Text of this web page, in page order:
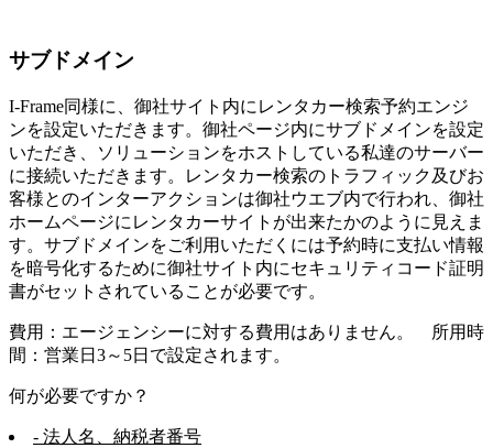
サブドメイン
I-Frame同様に、御社サイト内にレンタカー検索予約エンジ
ンを設定いただきます。御社ページ内にサブドメインを設定
いただき、ソリューションをホストしている私達のサーバー
に接続いただきます。レンタカー検索のトラフィック及びお
客様とのインターアクションは御社ウエブ内で行われ、御社
ホームページにレンタカーサイトが出来たかのように見えま
す。サブドメインをご利用いただくには予約時に支払い情報
を暗号化するために御社サイト内にセキュリティコード証明
書がセットされていることが必要です。
費用：エージェンシーに対する費用はありません。 所用時
間：営業日3～5日で設定されます。
何が必要ですか？
- 法人名、納税者番号